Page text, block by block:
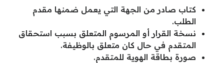
كتاب صادر من الجهة التي يعمل ضمنها مقدم
الطلب.
نسخة القرار أو المرسوم المتعلق بسبب استحقاق
المتقدم في حال كان متعلق بالوظيفة.
صورة بطاقة الهوية للمتقدم.